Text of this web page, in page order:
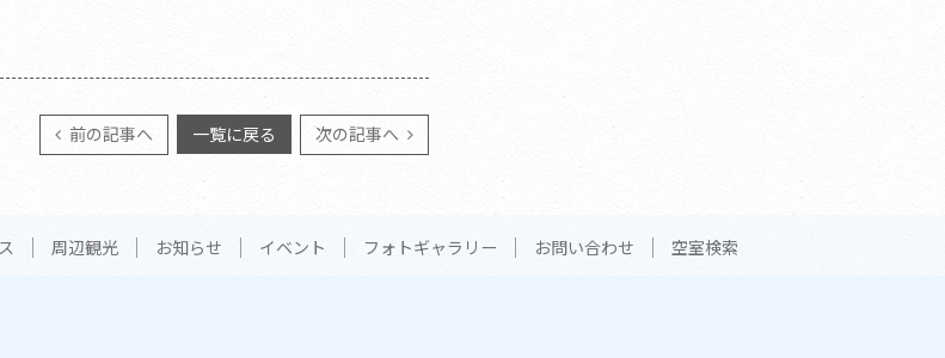
前の記事へ 一覧に戻る 次の記事へ
周辺観光 お知らせ イベント フォトギャラリー お問い合わせ 空室検索